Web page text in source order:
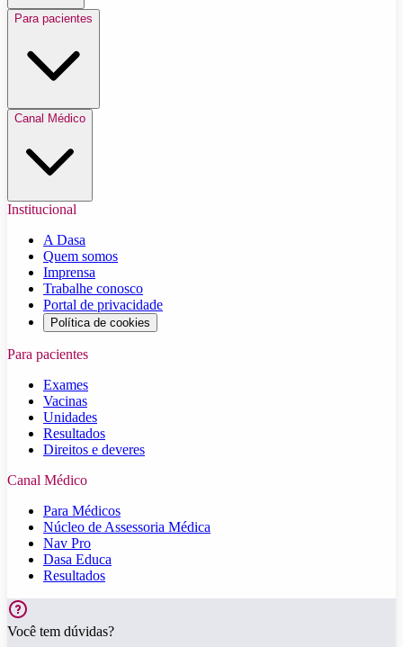
Para pacientes
Canal Médico
Institucional
A Dasa
Quem somos
Imprensa
Trabalhe conosco
Portal de privacidade
Política de cookies
Para pacientes
Exames
Vacinas
Unidades
Resultados
Direitos e deveres
Canal Médico
Para Médicos
Núcleo de Assessoria Médica
Nav Pro
Dasa Educa
Resultados
Você tem dúvidas?